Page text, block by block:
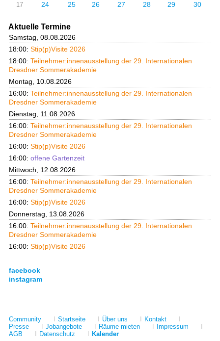
17 24 25 26 27 28 29 30
Aktuelle Termine
Samstag, 08.08.2026
18:00: Stip(p)Visite 2026
18:00: Teilnehmer:innenausstellung der 29. Internationalen
Dresdner Sommerakademie
Montag, 10.08.2026
16:00: Teilnehmer:innenausstellung der 29. Internationalen
Dresdner Sommerakademie
Dienstag, 11.08.2026
16:00: Teilnehmer:innenausstellung der 29. Internationalen
Dresdner Sommerakademie
16:00: Stip(p)Visite 2026
16:00: offene Gartenzeit
Mittwoch, 12.08.2026
16:00: Teilnehmer:innenausstellung der 29. Internationalen
Dresdner Sommerakademie
16:00: Stip(p)Visite 2026
Donnerstag, 13.08.2026
16:00: Teilnehmer:innenausstellung der 29. Internationalen
Dresdner Sommerakademie
16:00: Stip(p)Visite 2026
facebook
instagram
Community Startseite Über uns Kontakt
Presse
Jobangebote Räume mieten Impressum
AGB
Datenschutz Kalender